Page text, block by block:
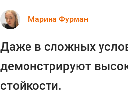
Марина Фурман
Даже в сложных
демонстрируют
стойкости.